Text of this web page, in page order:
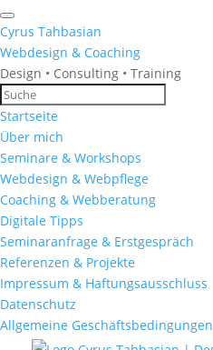
Cyrus Tahbasian
Webdesign & Coaching
Design • Consulting • Training
Startseite
Über mich
Seminare & Workshops
Webdesign & Webpflege
Coaching & Webberatung
Digitale Tipps
Seminaranfrage & Erstgespräch
Referenzen & Projekte
Impressum & Haftungsausschluss
Datenschutz
Allgemeine Geschäftsbedingungen